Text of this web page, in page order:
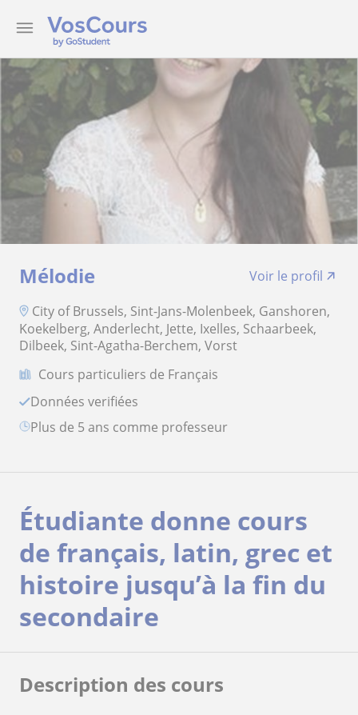
Mélodie
Voir le profil
City of Brussels, Sint-Jans-Molenbeek, Ganshoren,
Koekelberg, Anderlecht, Jette, Ixelles, Schaarbeek,
Dilbeek, Sint-Agatha-Berchem, Vorst
Cours particuliers de Français
Données verifiées
plus de 5 ans comme professeur
Étudiante donne cours
de français, latin, grec et
histoire jusqu’à la fin du
secondaire
Description des cours